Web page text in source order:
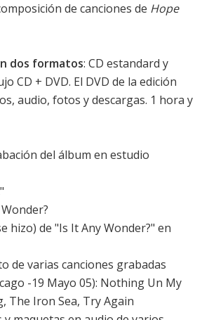
de canciones de Hope
dos formatos: CD estandard y
CD + DVD. El DVD de la edición
audio, fotos y descargas. 1 hora y
del álbum en estudio
hizo) de "Is It Any Wonder?" en
de varias canciones grabadas
-19 Mayo 05): Nothing Un My
The Iron Sea, Try Again